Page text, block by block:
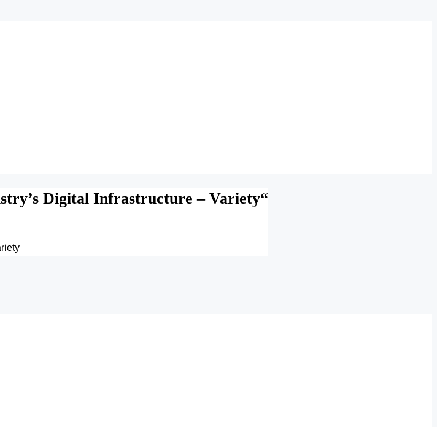
Digital Infrastructure – Variety“